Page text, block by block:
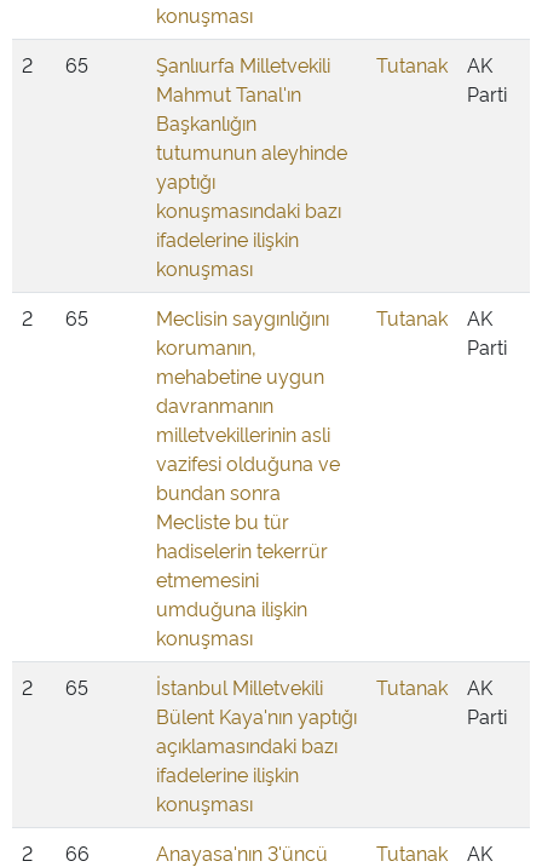
konuşması
2 65
Şanlıurfa Milletvekili
Mahmut Tanal'ın
Başkanlığın
tutumunun aleyhinde
yaptığı
konuşmasındaki bazı
ifadelerine ilişkin
konuşması
Tutanak
AK
Parti
2 65
Meclisin saygınlığını
korumanın,
mehabetine uygun
davranmanın
milletvekillerinin asli
vazifesi olduğuna ve
bundan sonra
Mecliste bu tür
hadiselerin tekerrür
etmemesini
umduğuna ilişkin
konuşması
Tutanak
AK
Parti
2 65
İstanbul Milletvekili
Bülent Kaya'nın yaptığı
açıklamasındaki bazı
ifadelerine ilişkin
konuşması
Tutanak
AK
Parti
2 66
Anayasa'nın 3'üncü
Tutanak
AK